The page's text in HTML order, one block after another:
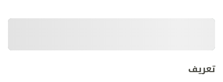
تعريف